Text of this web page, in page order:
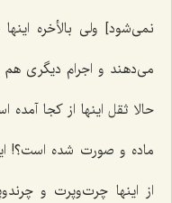
نمی‌شود] ولی بالأخره
می‌دهند و اجرام دیگری هم
حالا ثقل اینها از کجا
ماده و صورت شده است؟!
از اینها چرت‌وپرت و